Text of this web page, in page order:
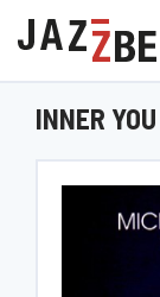
INNER YOU